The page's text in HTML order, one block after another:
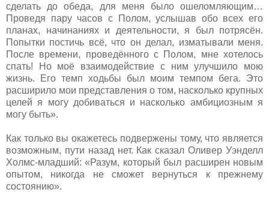
сделать до обеда, для меня было ошеломляющим…
Проведя пару часов с Полом, услышав обо всех его
планах, начинаниях и деятельности, я был потрясён.
Попытки постичь всё, что он делал, изматывали меня.
После времени, проведённого с Полом, мне хотелось
спать! Но моё взаимодействие с ним улучшило мою
жизнь. Его темп ходьбы был моим темпом бега. Это
расширило мои представления о том, насколько крупных
целей я могу добиваться и насколько амбициозным я
могу быть».
Как только вы окажетесь подвержены тому, что является
возможным, пути назад нет. Как сказал Оливер Уэнделл
Холмс-младший: «Разум, который был расширен новым
опытом, никогда не сможет вернуться к прежнему
состоянию».